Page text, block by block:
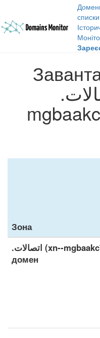
списки
.اتصالات (xn--
Зона
.اتصالات (xn--mgbaakc7dvf)
домен